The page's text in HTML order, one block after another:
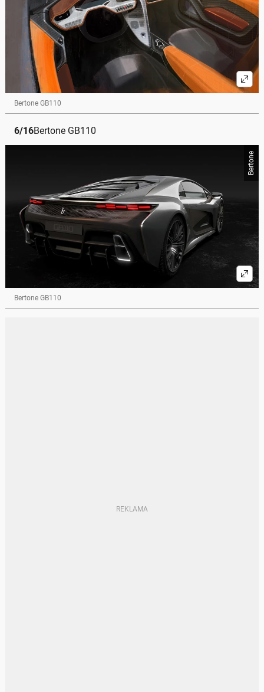
Bertone GB110
6/16Bertone GB110
Bertone
Bertone GB110